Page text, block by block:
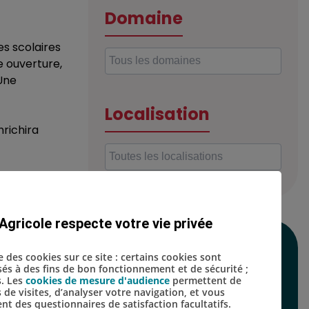
scolaires
ouverture,
scolaires
Domaine
Localisation
SUIVEZ-NOUS SUR
LES RÉSEAUX
SOCIAUX
respecte votre vie privée
des cookies sur ce site : certains cookies sont
à des fins de bon fonctionnement et de sécurité ;
Les cookies de mesure d'audience permettent de
visites, d’analyser votre navigation, et vous
des questionnaires de satisfaction facultatifs.